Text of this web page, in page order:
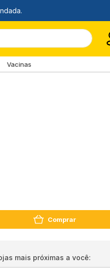
Vacinas
Comprar
mais próximas a você: